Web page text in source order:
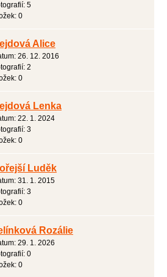
5
0
Alice
26. 12. 2016
2
0
Lenka
22. 1. 2024
3
0
Luděk
31. 1. 2015
3
0
Rozálie
29. 1. 2026
0
0